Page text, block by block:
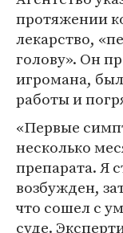
протяжении
лекарство,
голову». Он
игромана,
работы и
«Первые
несколько
препарата. Я
возбужден,
что сошел с
суде.